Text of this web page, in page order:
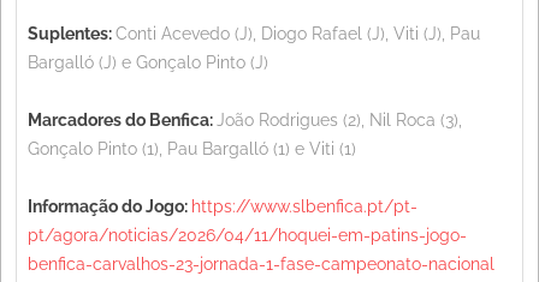
Suplentes:Conti Acevedo (J), Diogo Rafael (J), Viti (J), Pau
Bargalló (J) e Gonçalo Pinto (J)
Marcadores do Benfica: João Rodrigues (2), Nil Roca (3),
Gonçalo Pinto (1), Pau Bargalló (1) e Viti (1)
Informação do Jogo: https://www.slbenfica.pt/pt-
pt/agora/noticias/2026/04/11/hoquei-em-patins-jogo-
benfica-carvalhos-23-jornada-1-fase-campeonato-nacional